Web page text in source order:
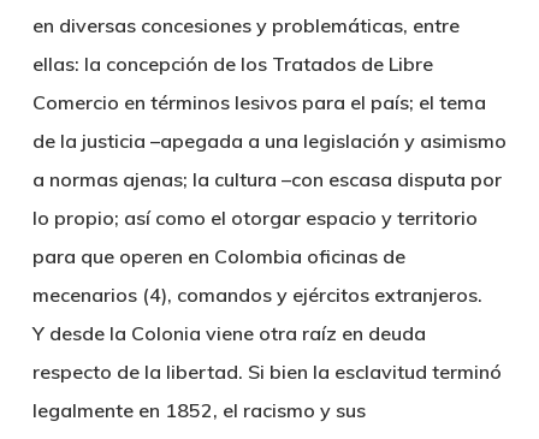
en diversas concesiones y problemáticas, entre
ellas: la concepción de los Tratados de Libre
Comercio en términos lesivos para el país; el tema
de la justicia –apegada a una legislación y asimismo
a normas ajenas; la cultura –con escasa disputa por
lo propio; así como el otorgar espacio y territorio
para que operen en Colombia oficinas de
mecenarios (4), comandos y ejércitos extranjeros.
Y desde la Colonia viene otra raíz en deuda
respecto de la libertad. Si bien la esclavitud terminó
legalmente en 1852, el racismo y sus